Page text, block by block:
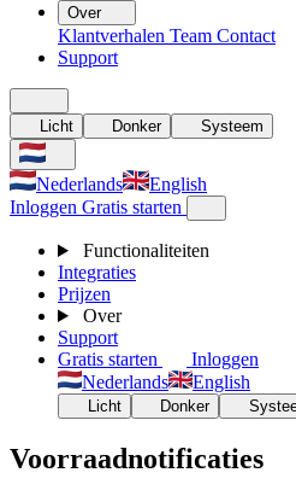
Over
Klantverhalen Team Contact
Support
Licht Donker Systeem
Nederlands
English
Inloggen Gratis starten
Functionaliteiten
Integraties
Prijzen
Over
Support
Gratis starten
Inloggen
Nederlands
English
Licht Donker
Voorraadnotificaties